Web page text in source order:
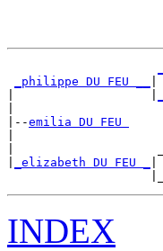
_philippe DU FEU __
|--emilia DU FEU
_elizabeth DU FEU _
INDEX